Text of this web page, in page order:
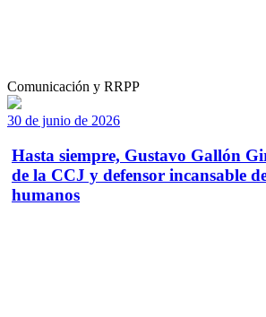
Comunicación y RRPP
30 de junio de 2026
Hasta siempre, Gustavo Gallón
de la CCJ y defensor incansable
humanos